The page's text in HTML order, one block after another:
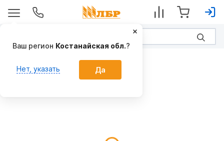
Ваш регион Костанайская обл.?
Нет, указать Да